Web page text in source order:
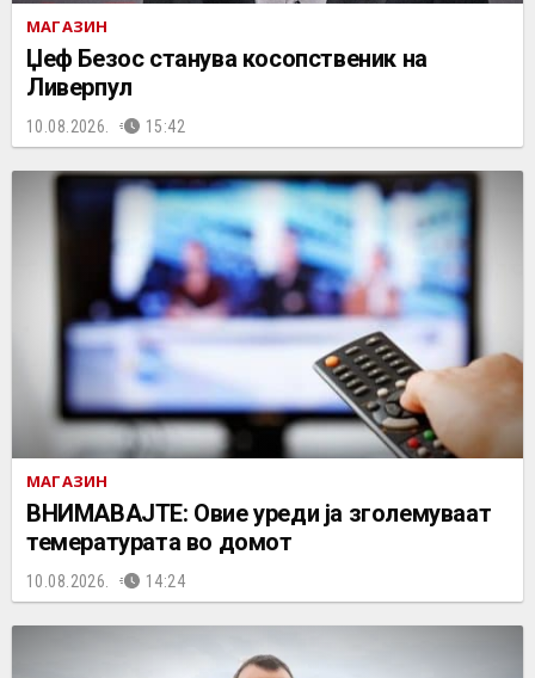
МАГАЗИН
Џеф Безос станува косопственик на
Ливерпул
10.08.2026. 15:42
МАГАЗИН
ВНИМАВАЈТЕ: Овие уреди jа зголемуваат
темературата во домот
10.08.2026. 14:24